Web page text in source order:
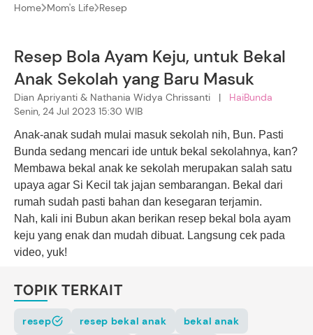
Home Mom's Life Resep
Resep Bola Ayam Keju, untuk Bekal
Anak Sekolah yang Baru Masuk
Dian Apriyanti & Nathania Widya Chrissanti | HaiBunda
Senin, 24 Jul 2023 15:30 WIB
Anak-anak sudah mulai masuk sekolah nih, Bun. Pasti
Bunda sedang mencari ide untuk bekal sekolahnya, kan?
Membawa bekal anak ke sekolah merupakan salah satu
upaya agar Si Kecil tak jajan sembarangan. Bekal dari
rumah sudah pasti bahan dan kesegaran terjamin.
Nah, kali ini Bubun akan berikan resep bekal bola ayam
keju yang enak dan mudah dibuat. Langsung cek pada
video, yuk!
TOPIK TERKAIT
resep resep bekal anak
bekal anak